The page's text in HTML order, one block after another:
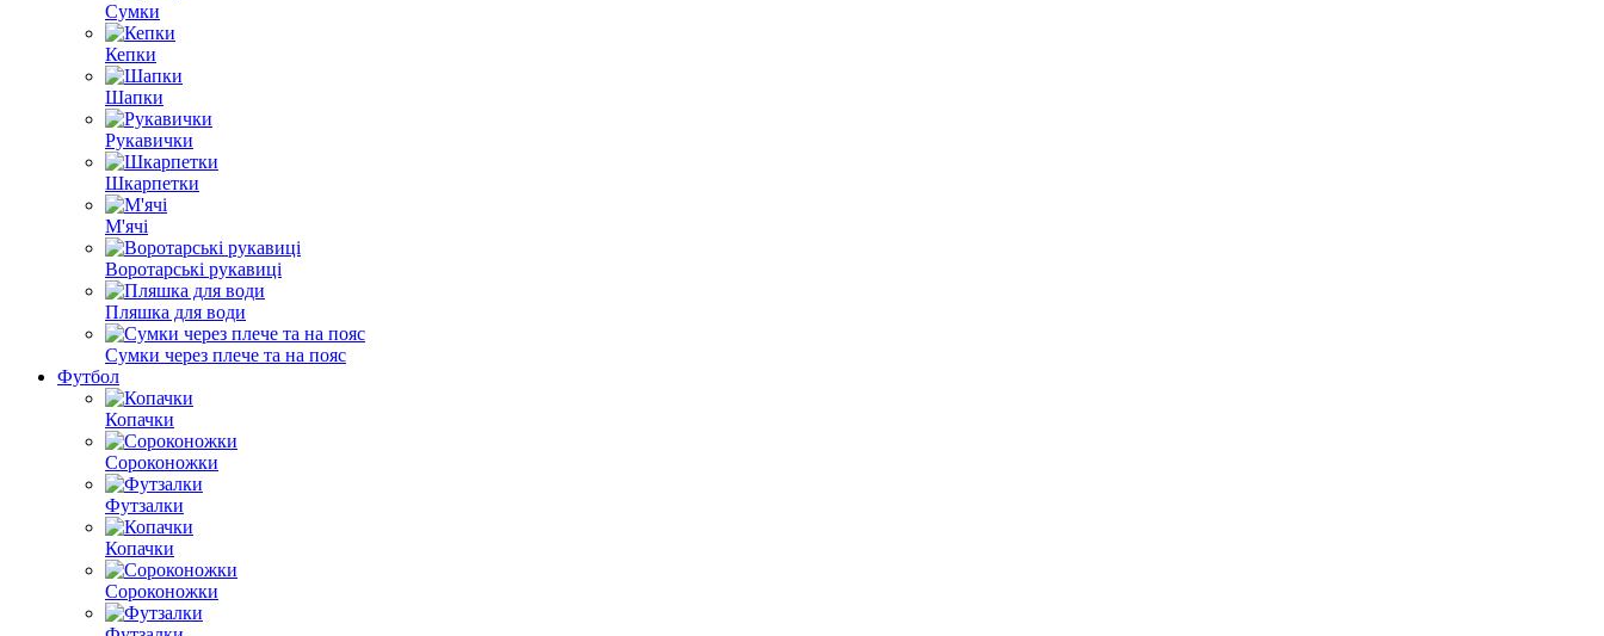
Сумки
Кепки
Шапки
Рукавички
Шкарпетки
М'ячі
Воротарські рукавиці
Пляшка для води
Сумки через плече та на пояс
Футбол
Копачки
Сороконожки
Футзалки
Копачки
Сороконожки